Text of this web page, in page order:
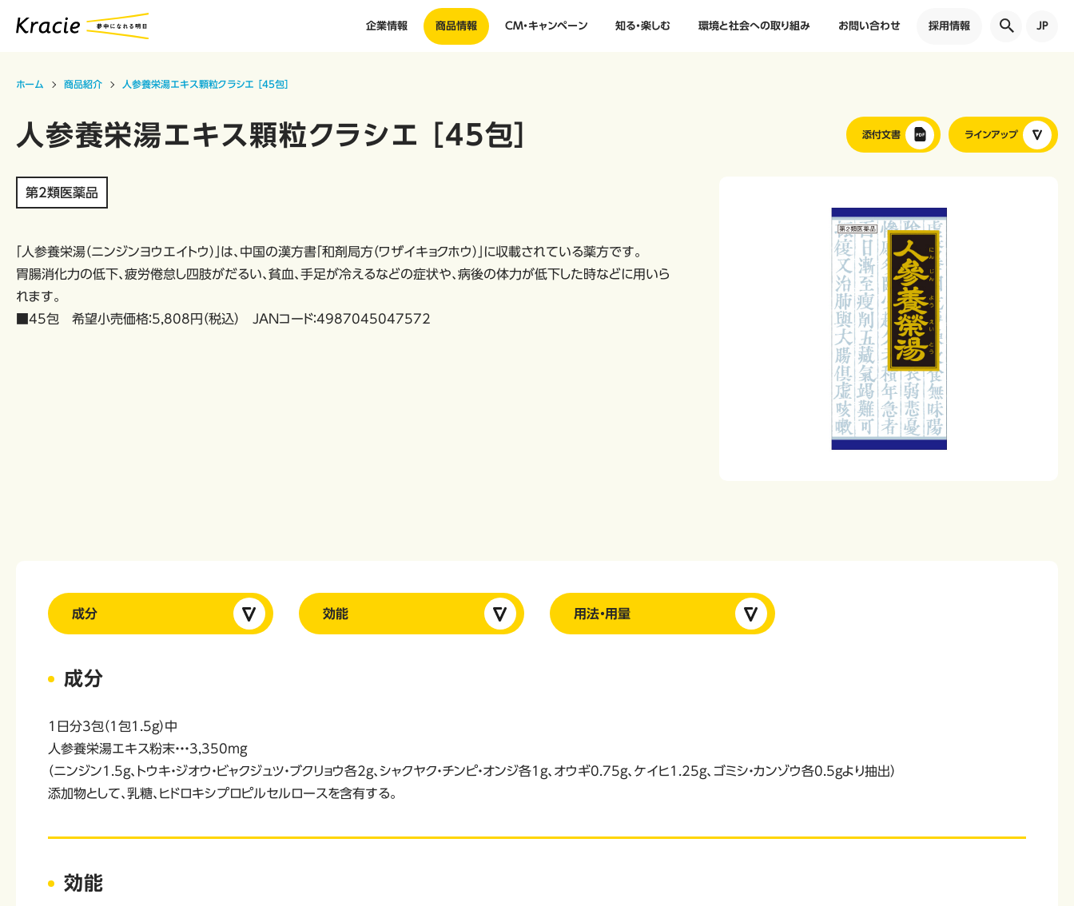
企業情報 商品情報 CM・キャンペーン 知る・楽しむ 環境と社会への取り組み お問い合わせ 採用情報 JP
ホーム 商品紹介 人参養栄湯エキス顆粒クラシエ ［45包］
添付文書 ラインアップ
人参養栄湯エキス顆粒クラシエ ［45包］
第2類医薬品
「人参養栄湯（ニンジンヨウエイトウ）」は、中国の漢方書「和剤局方（ワザイキョクホウ）」に収載されている薬方です。
胃腸消化力の低下、疲労倦怠し四肢がだるい、貧血、手足が冷えるなどの症状や、病後の体力が低下した時などに用いら
れます。
■45包 希望小売価格：5,808円（税込） JANコード：4987045047572
成分 効能 用法・用量
成分
1日分3包（1包1.5g）中
人参養栄湯エキス粉末・・・3,350mg
（ニンジン1.5g、トウキ・ジオウ・ビャクジュツ・ブクリョウ各2g、シャクヤク・チンピ・オンジ各1g、オウギ0.75g、ケイヒ1.25g、ゴミシ・カンゾウ各0.5gより抽出）
添加物として、乳糖、ヒドロキシプロピルセルロースを含有する。
効能